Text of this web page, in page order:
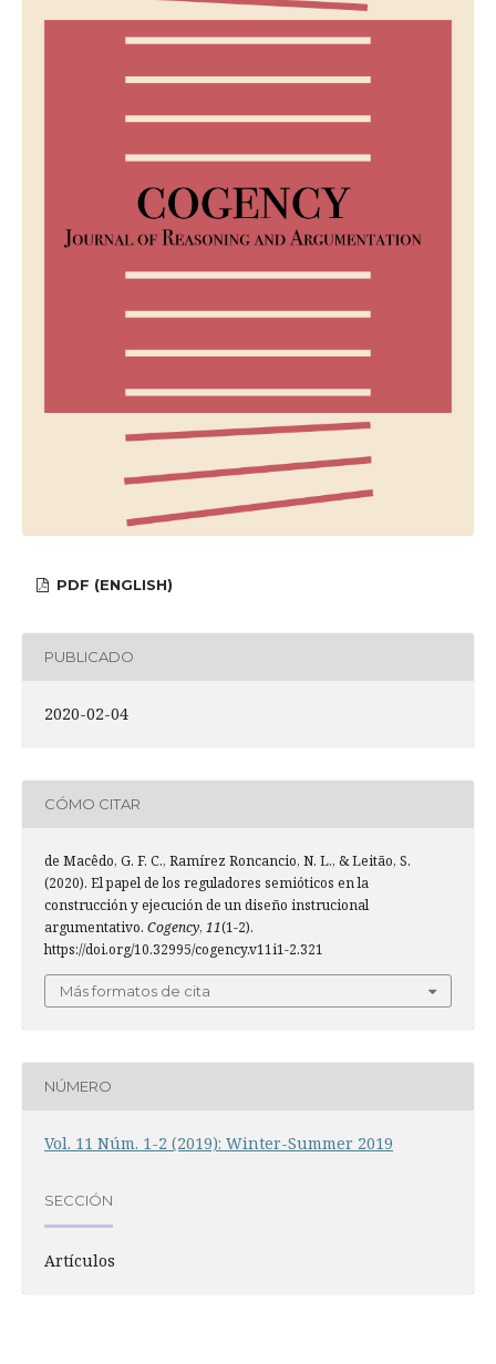
PDF (ENGLISH)
PUBLICADO
2020-02-04
CÓMO CITAR
de Macêdo, G. F. C., Ramírez Roncancio, N. L., & Leitão, S.
(2020). El papel de los reguladores semióticos en la
construcción y ejecución de un diseño instrucional
argumentativo. Cogency, 11(1-2).
https://doi.org/10.32995/cogency.v11i1-2.321
Más formatos de cita
NÚMERO
Vol. 11 Núm. 1-2 (2019): Winter-Summer 2019
SECCIÓN
Artículos